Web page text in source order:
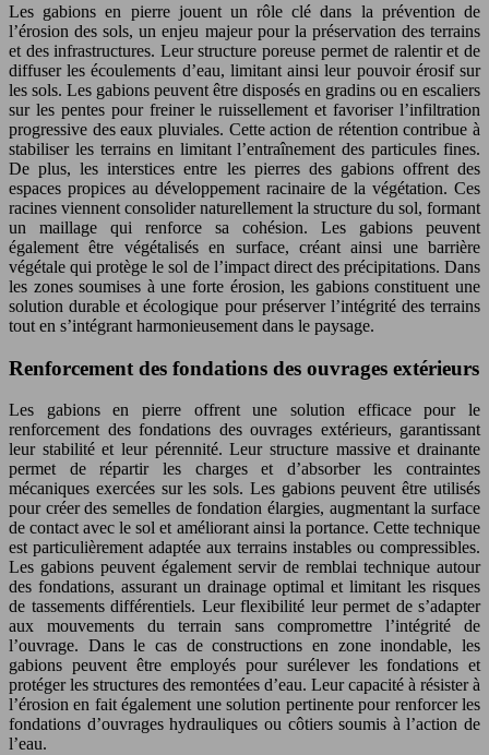
Les gabions en pierre jouent un rôle clé dans la prévention de
l’érosion des sols, un enjeu majeur pour la préservation des terrains
et des infrastructures. Leur structure poreuse permet de ralentir et de
diffuser les écoulements d’eau, limitant ainsi leur pouvoir érosif sur
les sols. Les gabions peuvent être disposés en gradins ou en escaliers
sur les pentes pour freiner le ruissellement et favoriser l’infiltration
progressive des eaux pluviales. Cette action de rétention contribue à
stabiliser les terrains en limitant l’entraînement des particules fines.
De plus, les interstices entre les pierres des gabions offrent des
espaces propices au développement racinaire de la végétation. Ces
racines viennent consolider naturellement la structure du sol, formant
un maillage qui renforce sa cohésion. Les gabions peuvent
également être végétalisés en surface, créant ainsi une barrière
végétale qui protège le sol de l’impact direct des précipitations. Dans
les zones soumises à une forte érosion, les gabions constituent une
solution durable et écologique pour préserver l’intégrité des terrains
tout en s’intégrant harmonieusement dans le paysage.
Renforcement des fondations des ouvrages extérieurs
Les gabions en pierre offrent une solution efficace pour le
renforcement des fondations des ouvrages extérieurs, garantissant
leur stabilité et leur pérennité. Leur structure massive et drainante
permet de répartir les charges et d’absorber les contraintes
mécaniques exercées sur les sols. Les gabions peuvent être utilisés
pour créer des semelles de fondation élargies, augmentant la surface
de contact avec le sol et améliorant ainsi la portance. Cette technique
est particulièrement adaptée aux terrains instables ou compressibles.
Les gabions peuvent également servir de remblai technique autour
des fondations, assurant un drainage optimal et limitant les risques
de tassements différentiels. Leur flexibilité leur permet de s’adapter
aux mouvements du terrain sans compromettre l’intégrité de
l’ouvrage. Dans le cas de constructions en zone inondable, les
gabions peuvent être employés pour surélever les fondations et
protéger les structures des remontées d’eau. Leur capacité à résister à
l’érosion en fait également une solution pertinente pour renforcer les
fondations d’ouvrages hydrauliques ou côtiers soumis à l’action de
l’eau.